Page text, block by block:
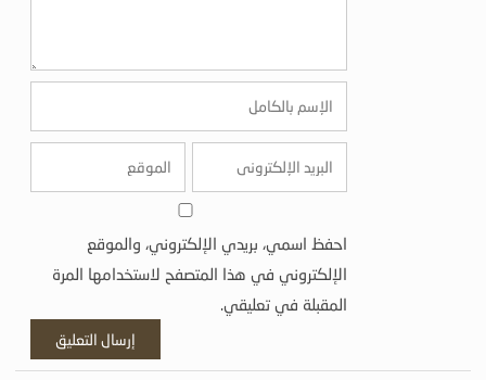
احفظ اسمي، بريدي الإلكتروني، والموقع
الإلكتروني في هذا المتصفح لاستخدامها المرة
المقبلة في تعليقي.